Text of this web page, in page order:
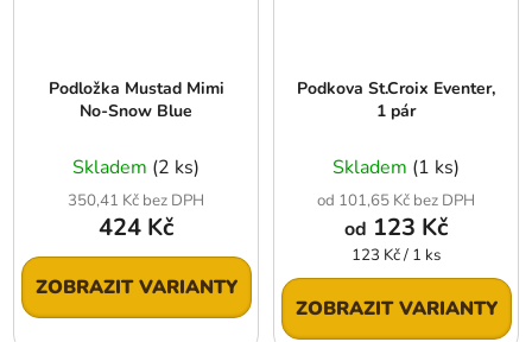
Podložka Mustad Mimi
No-Snow Blue
Skladem (2 ks)
350,41 Kč bez DPH
424 Kč
ZOBRAZIT VARIANTY
Podkova St.Croix Eventer,
1 pár
Skladem (1 ks)
od 101,65 Kč bez DPH
od 123 Kč
Měrná
cena:
123 Kč / 1 ks
ZOBRAZIT VARIANTY